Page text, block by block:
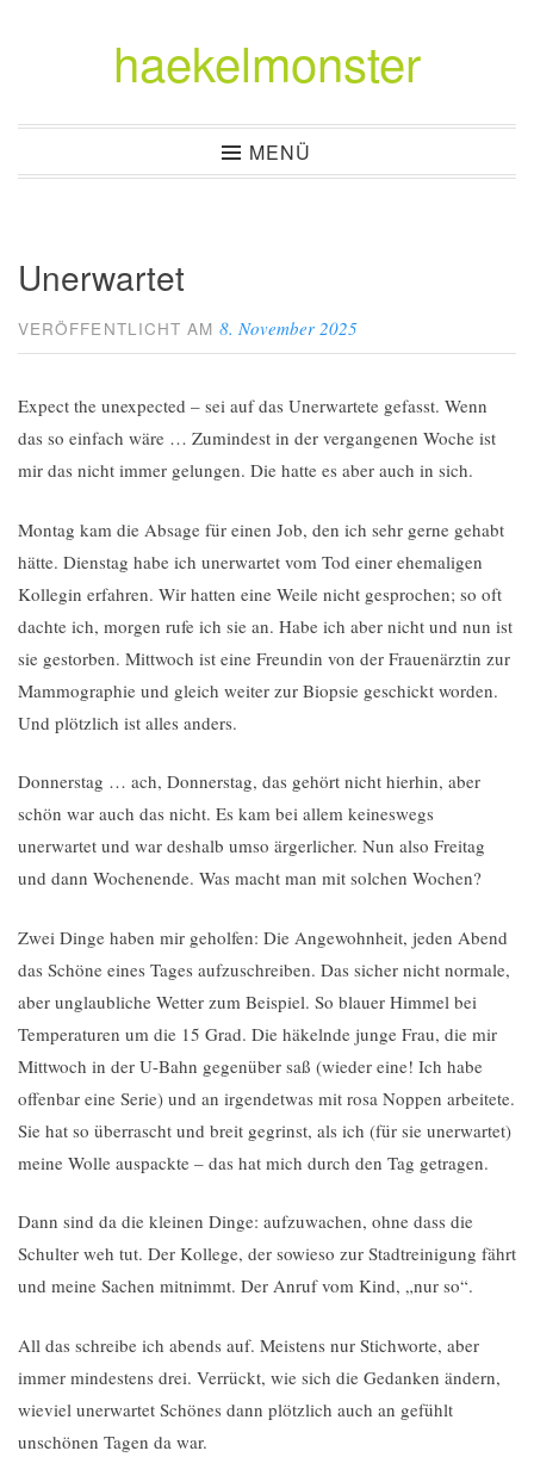
haekelmonster
MENÜ
Unerwartet
VERÖFFENTLICHT AM8. November 2025
Expect the unexpected – sei auf das Unerwartete gefasst. Wenn
das so einfach wäre … Zumindest in der vergangenen Woche ist
mir das nicht immer gelungen. Die hatte es aber auch in sich.
Montag kam die Absage für einen Job, den ich sehr gerne gehabt
hätte. Dienstag habe ich unerwartet vom Tod einer ehemaligen
Kollegin erfahren. Wir hatten eine Weile nicht gesprochen; so oft
dachte ich, morgen rufe ich sie an. Habe ich aber nicht und nun ist
sie gestorben. Mittwoch ist eine Freundin von der Frauenärztin zur
Mammographie und gleich weiter zur Biopsie geschickt worden.
Und plötzlich ist alles anders.
Donnerstag … ach, Donnerstag, das gehört nicht hierhin, aber
schön war auch das nicht. Es kam bei allem keineswegs
unerwartet und war deshalb umso ärgerlicher. Nun also Freitag
und dann Wochenende. Was macht man mit solchen Wochen?
Zwei Dinge haben mir geholfen: Die Angewohnheit, jeden Abend
das Schöne eines Tages aufzuschreiben. Das sicher nicht normale,
aber unglaubliche Wetter zum Beispiel. So blauer Himmel bei
Temperaturen um die 15 Grad. Die häkelnde junge Frau, die mir
Mittwoch in der U-Bahn gegenüber saß (wieder eine! Ich habe
offenbar eine Serie) und an irgendetwas mit rosa Noppen arbeitete.
Sie hat so überrascht und breit gegrinst, als ich (für sie unerwartet)
meine Wolle auspackte – das hat mich durch den Tag getragen.
Dann sind da die kleinen Dinge: aufzuwachen, ohne dass die
Schulter weh tut. Der Kollege, der sowieso zur Stadtreinigung fährt
und meine Sachen mitnimmt. Der Anruf vom Kind, „nur so“.
All das schreibe ich abends auf. Meistens nur Stichworte, aber
immer mindestens drei. Verrückt, wie sich die Gedanken ändern,
wieviel unerwartet Schönes dann plötzlich auch an gefühlt
unschönen Tagen da war.